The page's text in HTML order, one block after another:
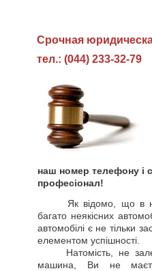
Cрочная
тел.: (044) 233-32-79
наш номер телефону і
професіонал!
Як відомо, що в
багато неякісних
автомобілі є не тільки
елементом успішності.
Натомість, не
машина, Ви не маєте